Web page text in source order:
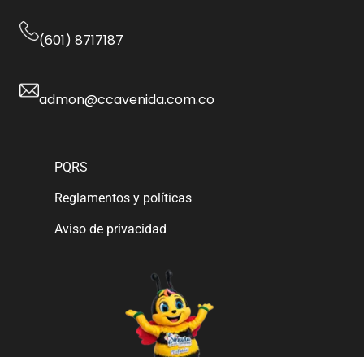
(601) 8717187
admon@ccavenida.com.co
PQRS
Reglamentos y políticas
Aviso de privacidad